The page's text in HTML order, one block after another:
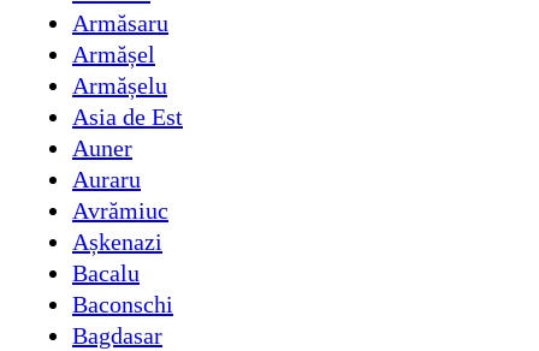
Armăsaru
Armășel
Armășelu
Asia de Est
Auner
Auraru
Avrămiuc
Așkenazi
Bacalu
Baconschi
Bagdasar